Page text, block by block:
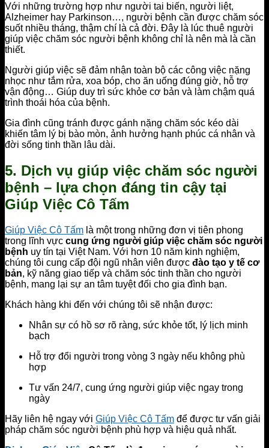
Với những trường hợp như người tai biến, người liệt,
Alzheimer hay Parkinson…, người bệnh cần được chăm sóc
suốt nhiều tháng, thậm chí là cả đời. Đây là lúc thuê người
giúp việc chăm sóc người bệnh không chỉ là nên mà là cần
thiết.
Người giúp việc sẽ đảm nhận toàn bộ các công việc nặng
nhọc như tắm rửa, xoa bóp, cho ăn uống đúng giờ, hỗ trợ
vận động… Giúp duy trì sức khỏe cơ bản và làm chậm quá
trình thoái hóa của bệnh.
Gia đình cũng tránh được gánh nặng chăm sóc kéo dài
khiến tâm lý bị bào mòn, ảnh hưởng hạnh phúc cá nhân và
đời sống tinh thần lâu dài.
5. Dịch vụ giúp việc chăm sóc người
bệnh – lựa chọn đáng tin cậy tại
Giúp Việc Cô Tấm
Giúp Việc Cô Tấm là một trong những đơn vị tiên phong
trong lĩnh vực cung ứng người giúp việc chăm sóc người
bệnh uy tín tại Việt Nam. Với hơn 10 năm kinh nghiệm,
chúng tôi cung cấp đội ngũ nhân viên được đào tạo y tế cơ
bản, kỹ năng giao tiếp và chăm sóc tinh thần cho người
bệnh, mang lại sự an tâm tuyệt đối cho gia đình bạn.
Khách hàng khi đến với chúng tôi sẽ nhận được:
Nhân sự có hồ sơ rõ ràng, sức khỏe tốt, lý lịch minh
bạch
Hỗ trợ đổi người trong vòng 3 ngày nếu không phù
hợp
Tư vấn 24/7, cung ứng người giúp việc ngay trong
ngày
Hãy liên hệ ngay với Giúp Việc Cô Tấm để được tư vấn giải
pháp chăm sóc người bệnh phù hợp và hiệu quả nhất.